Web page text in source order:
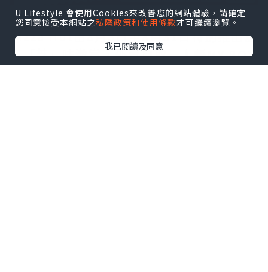
Pizza Hut由8月3日至8月31日特別推出夏
日「芝」味激賞，外賣自取一人餐MY BOX
U Lifestyle 會使用Cookies來改善您的網站體驗，請確定
您同意接受本網站之私隱政策和使用條款才可繼續瀏覽。
我已閱讀及同意